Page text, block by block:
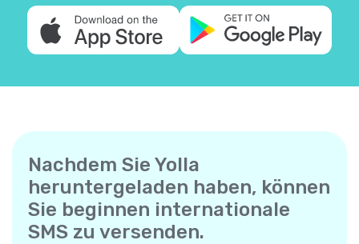
Nachdem Sie Yolla
heruntergeladen haben, können
Sie beginnen internationale
SMS zu versenden.